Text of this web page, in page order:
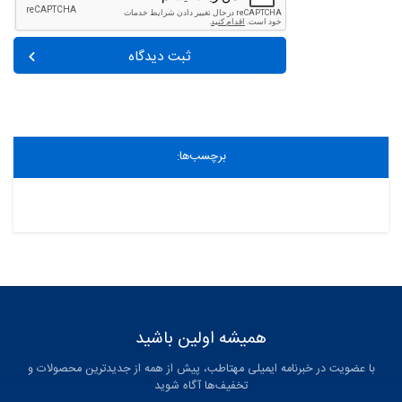
ثبت دیدگاه
برچسب‌ها:
همیشه اولین باشید
با عضویت در خبرنامه ایمیلی مهتاطب، پیش از همه از جدیدترین محصولات و
تخفیف‌ها آگاه شوید